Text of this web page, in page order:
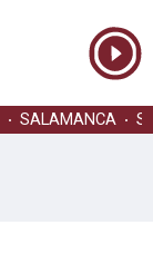
SALAMANCA